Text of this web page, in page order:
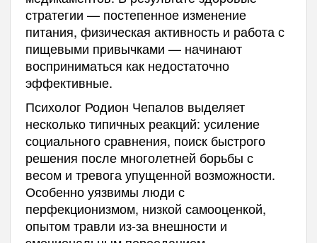
стратегии — постепенное изменение
питания, физическая активность и работа с
пищевыми привычками — начинают
восприниматься как недостаточно
эффективные.
Психолог Родион Чепалов выделяет
несколько типичных реакций: усиление
социального сравнения, поиск быстрого
решения после многолетней борьбы с
весом и тревога упущенной возможности.
Особенно уязвимы люди с
перфекционизмом, низкой самооценкой,
опытом травли из-за внешности и